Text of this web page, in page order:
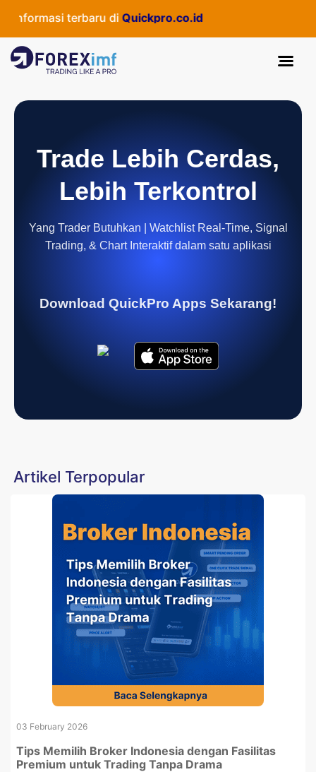
terbaru di Quickpro.co.id
Trade Lebih Cerdas,
Lebih Terkontrol
Yang Trader Butuhkan | Watchlist Real-Time, Signal
Trading, & Chart Interaktif dalam satu aplikasi
Download QuickPro Apps Sekarang!
Artikel Terpopular
03 February 2026
Tips Memilih Broker Indonesia dengan Fasilitas
Premium untuk Trading Tanpa Drama